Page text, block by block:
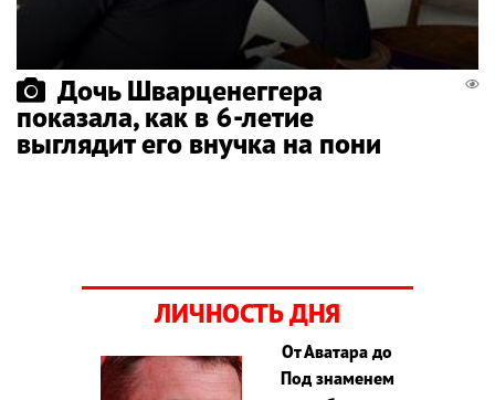
Дочь Шварценеггера
показала, как в 6-летие
выглядит его внучка на пони
ЛИЧНОСТЬ ДНЯ
От Аватара до
Под знаменем